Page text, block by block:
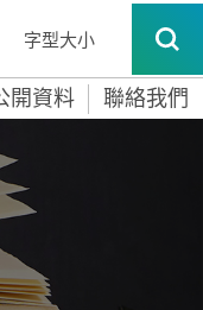
字型大小
開資料 聯絡我們